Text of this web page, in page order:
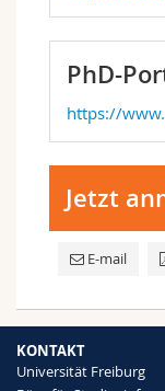
PhD-
https://
Jetzt
E-mail
KONTAKT
Universität Freiburg